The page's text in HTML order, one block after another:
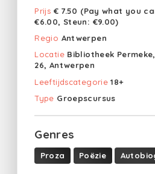
Prijs € 7.50 (Pay what you
€6.00, Steun: €9.00)
Regio Antwerpen
Locatie Bibliotheek
26, Antwerpen
Leeftijdscategorie 18+
Type Groepscursus
Genres
Proza Poëzie